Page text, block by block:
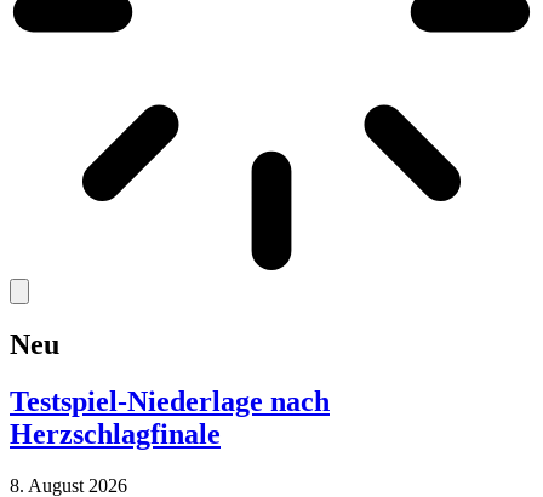
Neu
Testspiel-Niederlage nach
Herzschlagfinale
8. August 2026